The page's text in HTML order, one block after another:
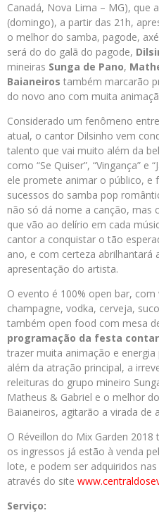
Canadá, Nova Lima – MG), que
(domingo), a partir das 21h,
o melhor do samba, pagode,
será do do galã do pagode,
mineiras Sunga de Pano,
Baianeiros também marcarão
do novo ano com muita
Considerado um fenômeno
atual, o cantor Dilsinho vem
talento que vai muito além da
como “Se Quiser”, “Vingança” e
ele promete animar o público, e
sucessos do samba pop
não só dá nome a canção, mas
que vão ao delírio em cada
cantor a conquistar o tão
ano, e com certeza abrilhantará
apresentação do artista.
O evento é 100% open bar,
champagne, vodka, cerveja,
também open food com mesa
programação da festa
trazer muita animação e
além da atração principal, a
releituras do grupo mineiro
Matheus & Gabriel e o melhor
Baianeiros, agitarão a virada de
O Réveillon do Mix Garden
os ingressos já estão à venda
lote, e podem ser adquiridos
através do site
Serviço: